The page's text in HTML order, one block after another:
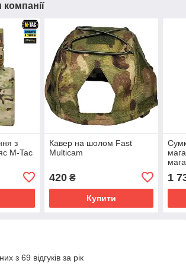
компанії
з
M-Tac
Кавер на шолом Fast
Multicam
420₴
Купити
1
з 69 відгуків за рік